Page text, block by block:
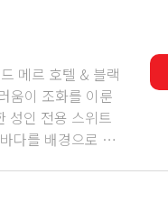
메르 호텔 & 블랙
움이 조화를 이룬
성인 전용 스위트
다를 배경으로 완